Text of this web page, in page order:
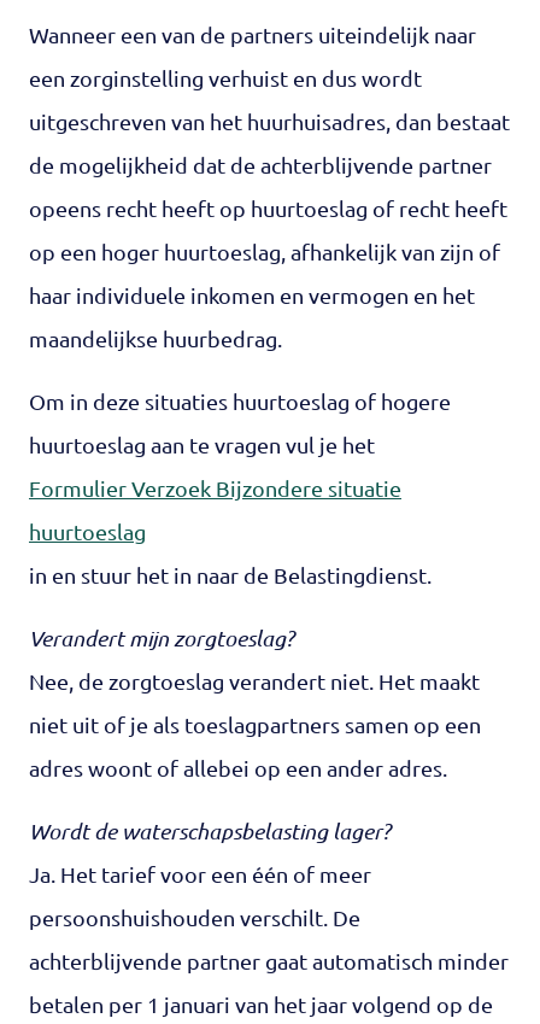
Wanneer een van de partners uiteindelijk naar
een zorginstelling verhuist en dus wordt
uitgeschreven van het huurhuisadres, dan bestaat
de mogelijkheid dat de achterblijvende partner
opeens recht heeft op huurtoeslag of recht heeft
op een hoger huurtoeslag, afhankelijk van zijn of
haar individuele inkomen en vermogen en het
maandelijkse huurbedrag.
Om in deze situaties huurtoeslag of hogere
huurtoeslag aan te vragen vul je het
Formulier Verzoek Bijzondere situatie
huurtoeslag
in en stuur het in naar de Belastingdienst.
Verandert mijn zorgtoeslag?
Nee, de zorgtoeslag verandert niet. Het maakt
niet uit of je als toeslagpartners samen op een
adres woont of allebei op een ander adres.
Wordt de waterschapsbelasting lager?
Ja. Het tarief voor een één of meer
persoonshuishouden verschilt. De
achterblijvende partner gaat automatisch minder
betalen per 1 januari van het jaar volgend op de